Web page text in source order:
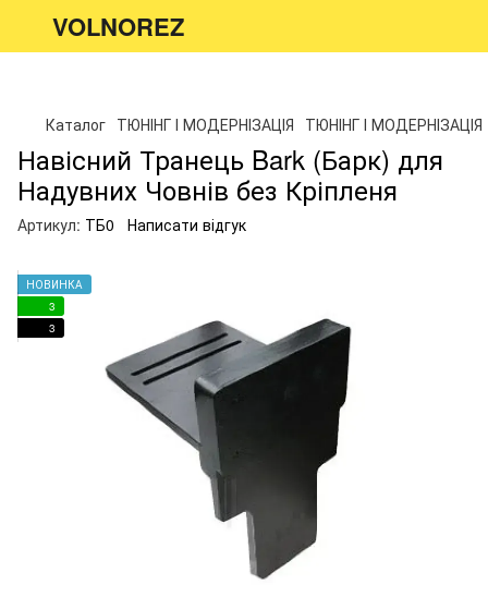
VOLNOREZ
Каталог ТЮНІНГ І МОДЕРНІЗАЦІЯ ТЮНІНГ І МОДЕРНІЗАЦІЯ
Навісний Транець Bark (Барк) для
Надувних Човнів без Кріпленя
Артикул: ТБ0 Написати відгук
НОВИНКА
3
3